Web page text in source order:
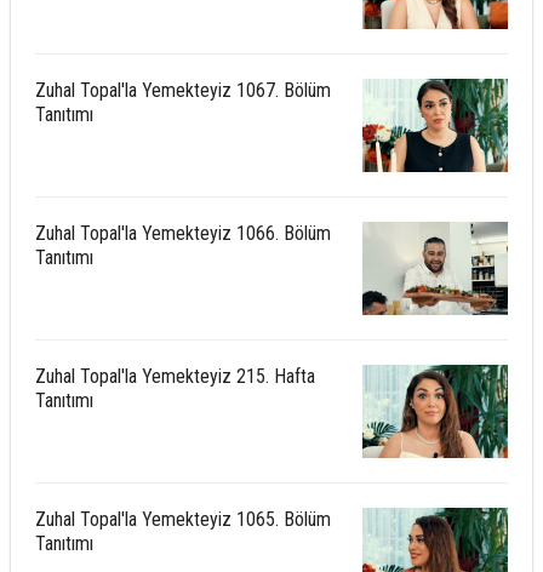
Zuhal Topal'la Yemekteyiz 1067. Bölüm
Tanıtımı
Zuhal Topal'la Yemekteyiz 1066. Bölüm
Tanıtımı
Zuhal Topal'la Yemekteyiz 215. Hafta
Tanıtımı
Zuhal Topal'la Yemekteyiz 1065. Bölüm
Tanıtımı